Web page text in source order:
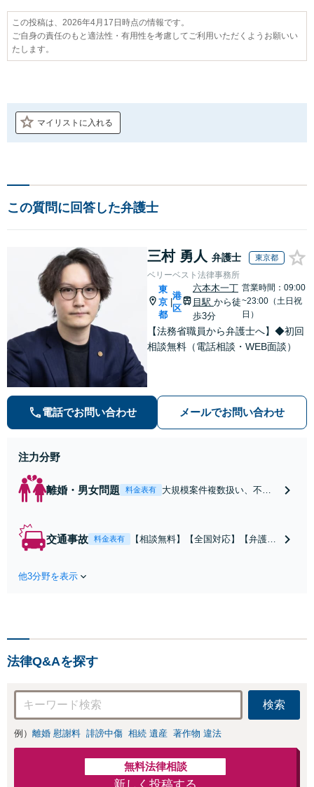
この投稿は、2026年4月17日時点の情報です。
ご自身の責任のもと適法性・有用性を考慮してご利用いただくようお願いい
たします。
マイリストに入れる
この質問に回答した弁護士
三村 勇人 弁護士 東京都
ベリーベスト法律事務所
東
京
都
港
区
六本木一丁
目駅 から徒
歩3分
営業時間：09:00
~23:00（土日祝
日）
【法務省職員から弁護士へ】◆初回
相談無料（電話相談・WEB面談）
電話でお問い合わせ メールでお問い合わせ
注力分野
離婚・男女問題 料金表有
大規模案件複数扱い、不貞
富
交通事故 料金表有
【相談無料】【全国対応】【弁護士
他3分野を表示
法律Q&Aを探す
検索
例） 離婚 慰謝料 誹謗中傷 相続 遺産 著作物 違法
無料法律相談
新しく投稿する